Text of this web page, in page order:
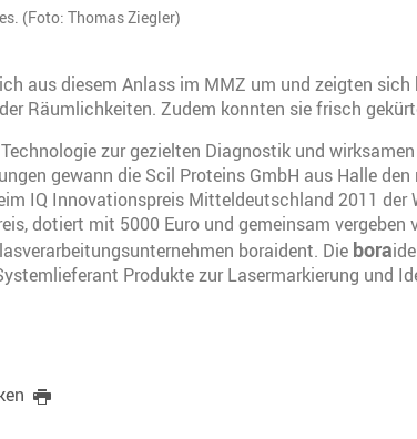
(Foto: Thomas Ziegler)
aus diesem Anlass im MMZ um und zeigten
Räumlichkeiten. Zudem konnten sie frisch
zur gezielten Diagnostik und
gewann die Scil Proteins GmbH aus Halle
IQ Innovationspreis Mitteldeutschland 2011
dotiert mit 5000 Euro und gemeinsam
boraident. Die bora
Produkte zur Lasermarkierung und